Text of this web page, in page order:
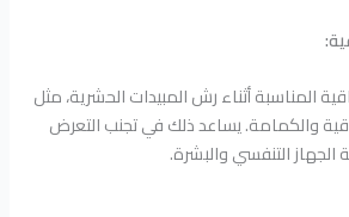
المناسبة أثناء رش المبيدات الحشرية، مثل
والكمامة. يساعد ذلك في تجنب التعرض
الجهاز التنفسي والبشرة.